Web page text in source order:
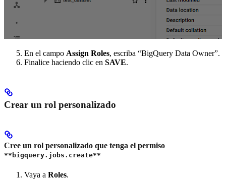
En el campo Assign Roles, escriba “BigQuery Data Owner”.
Finalice haciendo clic en SAVE.
Crear un rol personalizado
Cree un rol personalizado que tenga el permiso
**bigquery.jobs.create**
Vaya a Roles.